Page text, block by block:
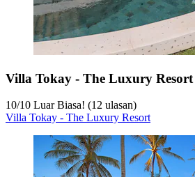
Villa Tokay - The Luxury Resort
10/10 Luar Biasa! (12 ulasan)
Villa Tokay - The Luxury Resort